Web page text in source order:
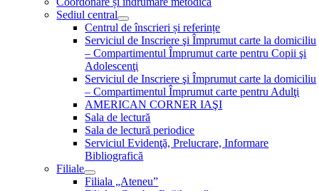
Sediul central
Centrul de înscrieri și referințe
Serviciul de Inscriere şi Împrumut carte la domiciliu
– Compartimentul Împrumut carte pentru Copii şi
Adolescenţi
Serviciul de Inscriere şi Împrumut carte la domiciliu
– Compartimentul Împrumut carte pentru Adulţi
AMERICAN CORNER IAŞI
Sala de lectură
Sala de lectură periodice
Serviciul Evidenţă, Prelucrare, Informare
Bibliografică
Filiale
Filiala „Ateneu”